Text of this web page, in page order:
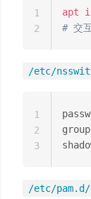
apt
# 交
1
2
/etc/
1
2
3
/etc/pam.d/